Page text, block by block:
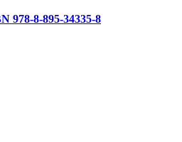
978-8-895-34335-8